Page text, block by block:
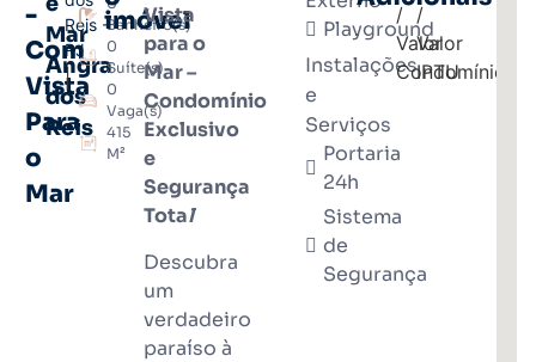
-
Com
Vista
Para
o
Mar
Mar
Angra
dos
Reis
Reis -
RJ
|
Banheiro(s)
0
Suíte(s)
0
Vaga(s)
415
M²
imóvel
Vista
para o
Mar –
Condomínio
Exclusivo
e
Segurança
Total
Descubra
um
verdadeiro
paraíso à
Playground
Instalações
e
Serviços
Portaria
24h
Sistema
de
Segurança